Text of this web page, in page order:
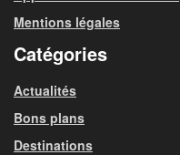
Mentions légales
Catégories
Actualités
Bons plans
Destinations